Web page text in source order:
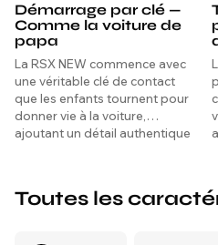
Démarrage par clé —
Comme la voiture de
papa
La RSX NEW commence avec
une véritable clé de contact
que les enfants tournent pour
donner vie à la voiture,
ajoutant un détail authentique
Toutes les